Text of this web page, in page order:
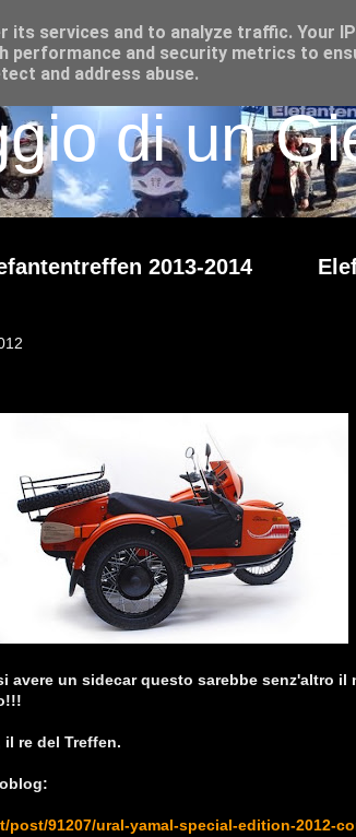
di un
2013-2014
avere un sidecar questo sarebbe senz'altro il
il re del Treffen.
post/91207/ural-yamal-special-edition-2012-
services and to analyze traffic. Your
performance and security metrics to
and address abuse.